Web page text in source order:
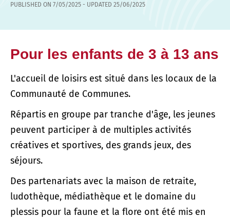
PUBLISHED ON 7/05/2025 - UPDATED 25/06/2025
Pour les enfants de 3 à 13 ans
L'accueil de loisirs est situé dans les locaux de la
Communauté de Communes.
Répartis en groupe par tranche d'âge, les jeunes
peuvent participer à de multiples activités
créatives et sportives, des grands jeux, des
séjours.
Des partenariats avec la maison de retraite,
ludothèque, médiathèque et le domaine du
plessis pour la faune et la flore ont été mis en